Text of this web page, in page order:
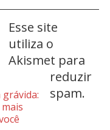
Esse site
utiliza o
Akismet para
reduzir
spam.